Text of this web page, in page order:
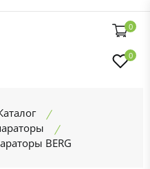
0
0
BERG